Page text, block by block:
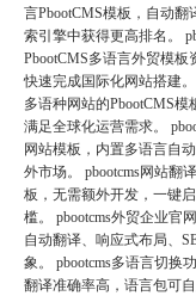
言PbootCMS模板，自动
索引擎中获得更高排名。
PbootCMS多语言外贸模
快速完成国际化网站搭建
多语种网站的PbootCMS
满足全球化运营需求。
网站模板，内置多语言自
外市场。 pbootcms网站翻
板，无需额外开发，一键
槛。 pbootcms外贸企业官
自动翻译、响应式布局、
象。 pbootcms多语言切换
翻译准确率高，语言包可